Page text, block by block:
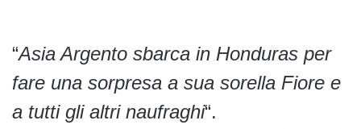
“Asia Argento sbarca in Honduras per
fare una sorpresa a sua sorella Fiore e
a tutti gli altri naufraghi“.